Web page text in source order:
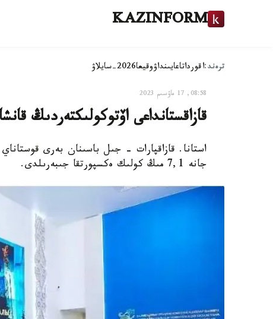
KAZINFORM
ترەند:اقورداتاعايىنداۋوقيعا2026-سايلاۋ
08:58, 17 ماۋسىم 2023
قازاقستانداعى اۆتوكولىكتەردىڭ
جانە 7,1 مىڭ كولىك ەكسپورتقا جىبەرىلدى.